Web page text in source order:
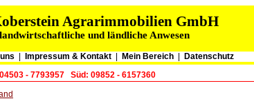
Agrarimmobilien GmbH
und ländliche Anwesen
Impressum & Kontakt| Mein Bereich Datenschutz
- 7793957 Süd: 09852 - 6157360